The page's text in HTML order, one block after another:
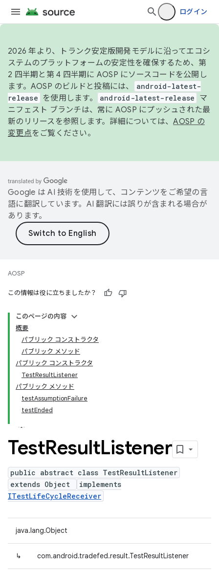
ログイン
2026 年より、トランク安定版開発モデルに沿ってエコシ
ステムのプラットフォームの安定性を確保するため、第
2 四半期と第 4 四半期に AOSP にソースコードを公開し
ます。AOSP のビルドと投稿には、
android-latest-
release
を使用します。 android-latest-release
マ
ニフェスト ブランチは、常に AOSP にプッシュされた最
新のリリースを参照します。詳細については、AOSP の
変更点をご覧ください。
Google は AI 技術を使用して、コンテンツをご希望の言
語に翻訳しています。AI 翻訳には誤りが含まれる場合が
あります。
AOSP
この情報は役に立ちましたか？
このページの内容
概要
パブリック コンストラクタ
パブリック メソッド
パブリック コンストラクタ
TestResultListener
パブリック メソッド
testAssumptionFailure
testEnded
TestResultListener
public abstract class TestResultListener
extends Object
implements
ITestLifeCycleReceiver
java.lang.Object
↳ com.android.tradefed.result.TestResultListener